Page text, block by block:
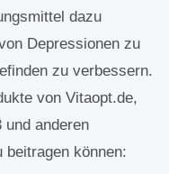
dazu
Depressionen zu
zu verbessern.
von Vitaopt.de,
und anderen
beitragen können: